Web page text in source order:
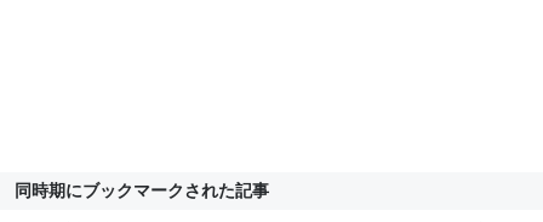
同時期にブックマークされた記事